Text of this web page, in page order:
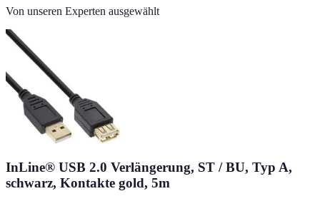
Von unseren Experten ausgewählt
InLine® USB 2.0 Verlängerung, ST / BU, Typ A,
schwarz, Kontakte gold, 5m